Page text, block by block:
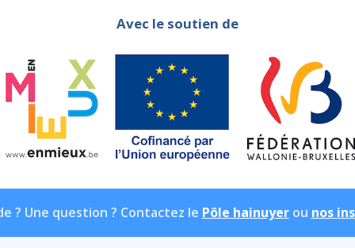
Avec le soutien de
? Une question ? Contactez le Pôle hainuyerou nos